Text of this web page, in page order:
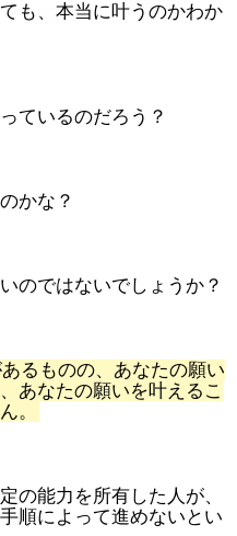
も、本当に叶うのかわか
ているのだろう？
かな？
のではないでしょうか？
るものの、あなたの願い
あなたの願いを叶えるこ
。
の能力を所有した人が、
順によって進めないとい